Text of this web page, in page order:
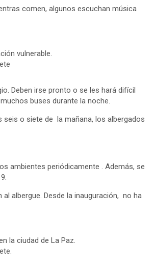
comen, algunos escuchan música
vulnerable.
Deben irse pronto o se les hará difícil
buses durante la noche.
seis o siete de la mañana, los albergados
ambientes periódicamente . Además, se
albergue. Desde la inauguración, no ha
la ciudad de La Paz.